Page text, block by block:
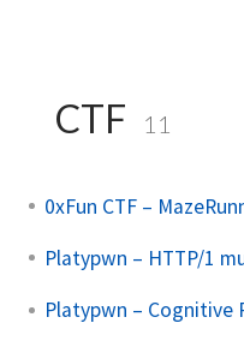
CTF 11
0xFun CTF –
Platypwn – HTTP/1
Platypwn – Cognitive